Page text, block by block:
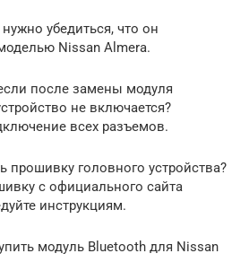
убедиться, что он
Nissan Almera.
после замены модуля
не включается?
всех разъемов.
прошивку головного устройства?
с официального сайта
инструкциям.
модуль Bluetooth для Nissan